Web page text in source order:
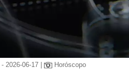
2026-06-17 | Horóscopo